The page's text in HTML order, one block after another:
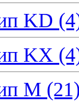
KD
KX
M (21)